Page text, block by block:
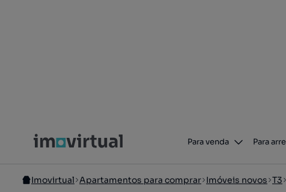
Para venda Para
Imovirtual Apartamentos para comprar Imóveis novos T3